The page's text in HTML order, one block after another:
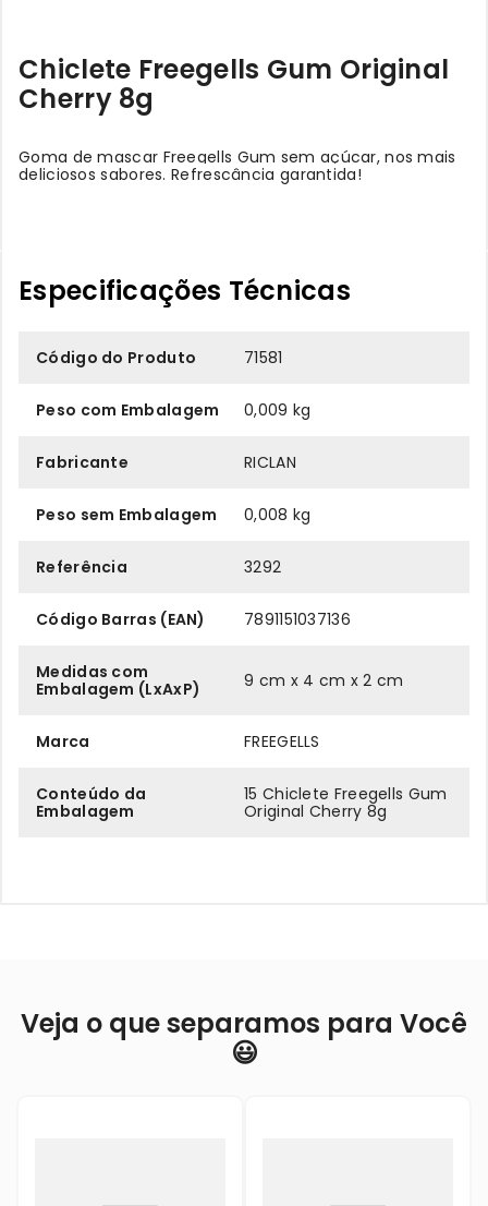
Chiclete Freegells Gum Original
Cherry 8g
Goma de mascar Freegells Gum sem açúcar, nos mais
deliciosos sabores. Refrescância garantida!
Especificações Técnicas
Código do Produto 71581
Peso com Embalagem 0,009 kg
Fabricante RICLAN
Peso sem Embalagem 0,008 kg
Referência 3292
Código Barras (EAN) 7891151037136
Medidas com
Embalagem (LxAxP)
9 cm x 4 cm x 2 cm
Marca FREEGELLS
Conteúdo da
Embalagem
15 Chiclete Freegells Gum
Original Cherry 8g
Veja o que separamos para Você
😃